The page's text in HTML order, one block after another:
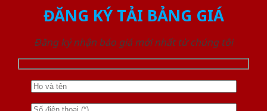
ĐĂNG KÝ TẢI BẢNG GIÁ
Đăng ký nhận báo giá mới nhất từ chúng tôi